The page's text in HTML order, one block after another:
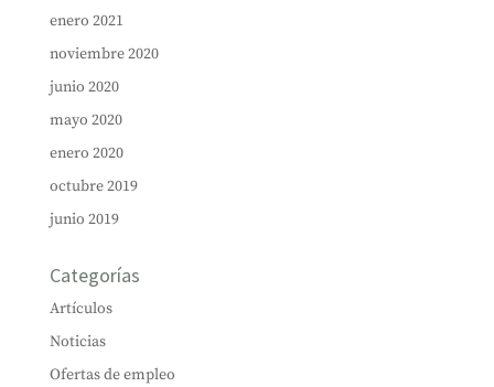
enero 2021
noviembre 2020
junio 2020
mayo 2020
enero 2020
octubre 2019
junio 2019
Categorías
Artículos
Noticias
Ofertas de empleo